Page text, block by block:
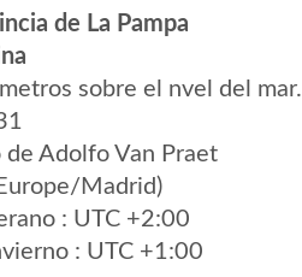
de La Pampa
sobre el nvel del mar.
de Adolfo Van Praet
Madrid)
: UTC +2:00
: UTC +1:00